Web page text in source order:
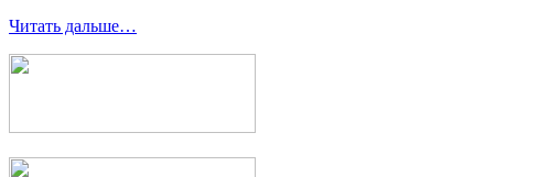
Читать дальше…